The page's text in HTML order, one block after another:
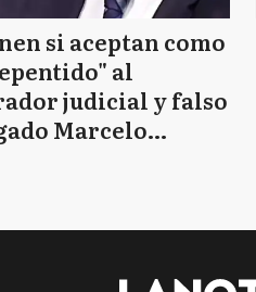
si aceptan como
al
judicial y falso
Marcelo